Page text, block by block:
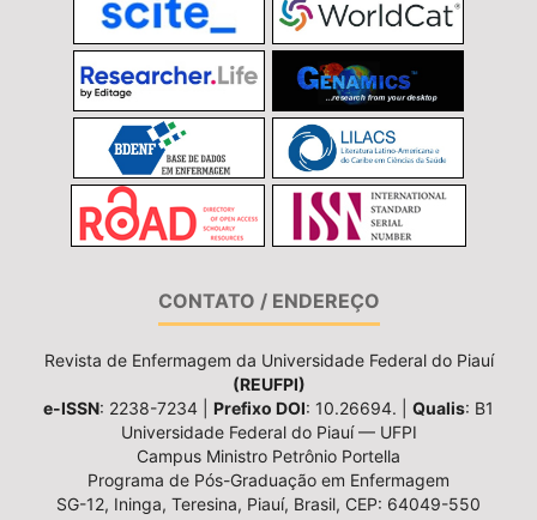
CONTATO / ENDEREÇO
Revista de Enfermagem da Universidade Federal do Piauí
(REUFPI)
e-ISSN: 2238-7234 | Prefixo DOI: 10.26694. | Qualis: B1
Universidade Federal do Piauí — UFPI
Campus Ministro Petrônio Portella
Programa de Pós-Graduação em Enfermagem
SG-12, Ininga, Teresina, Piauí, Brasil, CEP: 64049-550